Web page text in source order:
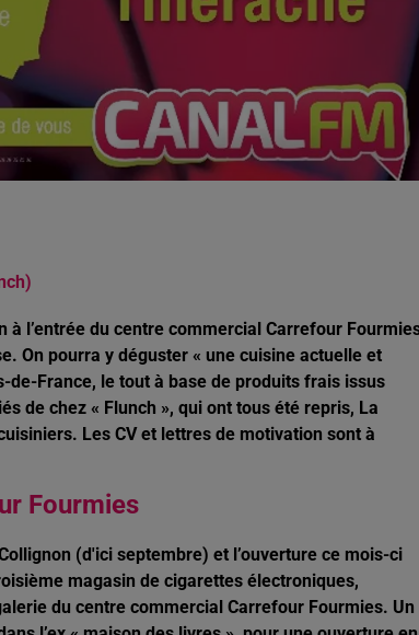
l’entrée du centre commercial Carrefour
On pourra y déguster « une cuisine actuelle et
de-France, le tout à base de produits frais issus
de chez « Flunch », qui ont tous été repris, La
Les CV et lettres de motivation sont à
Fourmies
(d'ici septembre) et l’ouverture ce mois-ci
magasin de cigarettes électroniques,
du centre commercial Carrefour Fourmies. Un